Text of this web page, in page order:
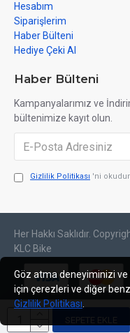
SEPETE EKLE
Hesabım
Siparişlerim
Haber Bülteni
Hediye Çeki Al
Haber Bülteni
Kampanyalarımız ve
bültenimize kayıt olun.
Gizlilik Politikası 'ni
Her Hakkı Saklıdır.
KLC Bike
Göz atma deneyiminizi
için çerezleri ve diğer
Gizlilik Politikası